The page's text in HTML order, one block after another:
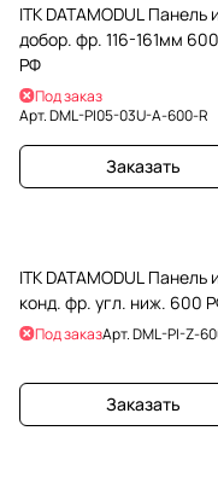
ITK DATAMODUL Панель
добор. фр. 116-161мм
РФ
Под заказ
Арт.DML-PI05-03U-A-600-R
Заказать
ITK DATAMODUL Панель
конд. фр. угл. ниж. 600
Под заказАрт.DML-PI-Z-
Заказать